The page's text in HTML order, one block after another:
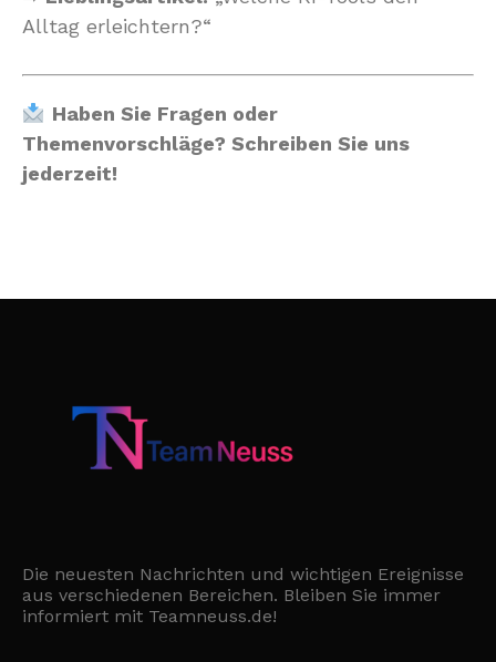
Alltag erleichtern?“
Haben Sie Fragen oder
Themenvorschläge? Schreiben Sie uns
jederzeit!
Die neuesten Nachrichten und wichtigen Ereignisse
aus verschiedenen Bereichen. Bleiben Sie immer
informiert mit Teamneuss.de!